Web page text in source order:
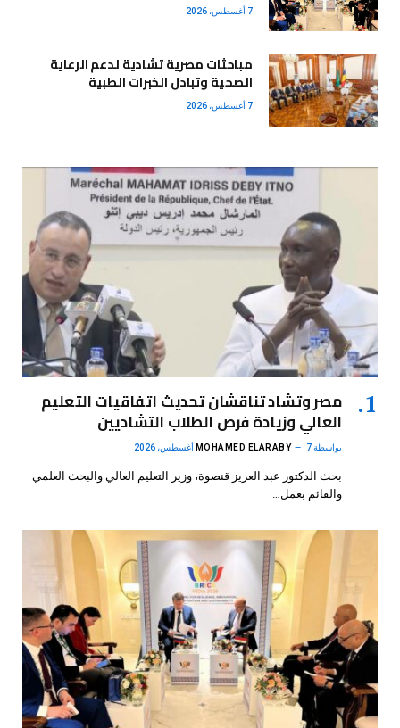
7 أغسطس، 2026
مباحثات مصرية تشادية لدعم الرعاية
الصحية وتبادل الخبرات الطبية
7 أغسطس، 2026
مصر وتشاد تناقشان تحديث اتفاقيات التعليم
العالي وزيادة فرص الطلاب التشاديين
بواسطة MOHAMED ELARABY 7 أغسطس، 2026
بحث الدكتور عبد العزيز قنصوة، وزير التعليم العالي والبحث العلمي
والقائم بعمل…